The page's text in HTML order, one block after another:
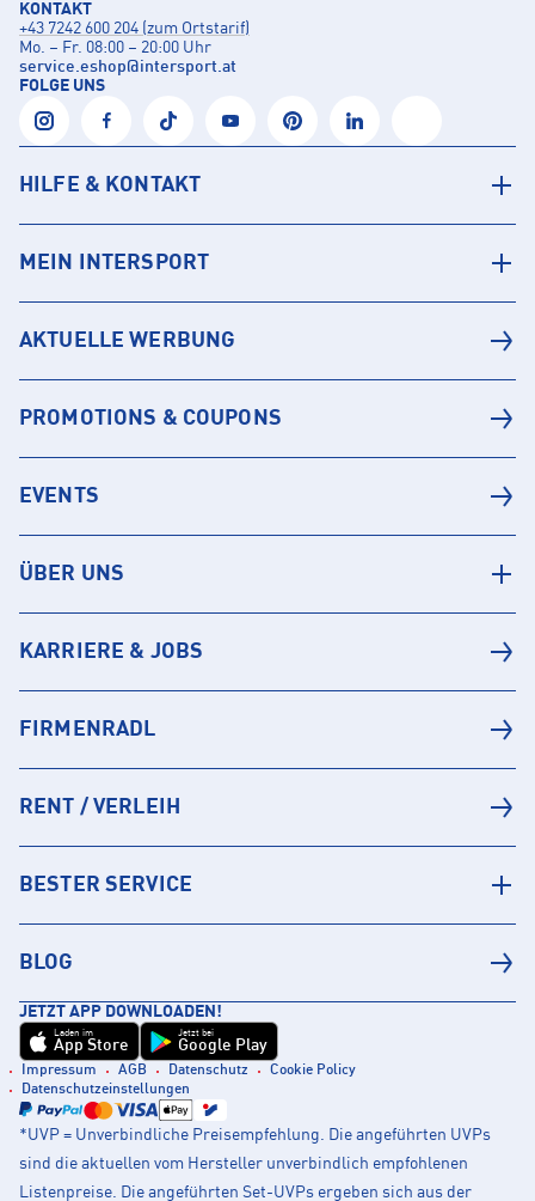
KONTAKT
+43 7242 600 204 (zum Ortstarif)
Mo. – Fr. 08:00 – 20:00 Uhr
service.eshop@intersport.at
FOLGE UNS
HILFE & KONTAKT
MEIN INTERSPORT
AKTUELLE WERBUNG
PROMOTIONS & COUPONS
EVENTS
ÜBER UNS
KARRIERE & JOBS
FIRMENRADL
RENT / VERLEIH
BESTER SERVICE
BLOG
JETZT APP DOWNLOADEN!
Laden im
App Store
Jetzt bei
Google Play
Impressum AGB Datenschutz
Cookie Policy
Datenschutzeinstellungen
*UVP = Unverbindliche Preisempfehlung. Die angeführten UVPs
sind die aktuellen vom Hersteller unverbindlich empfohlenen
Listenpreise. Die angeführten Set-UVPs ergeben sich aus der